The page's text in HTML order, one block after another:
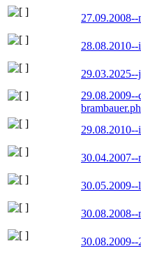
29.03.2025--
29.08.2009--
30.04.2007--
30.05.2009--
30.08.2008--
30.08.2009--